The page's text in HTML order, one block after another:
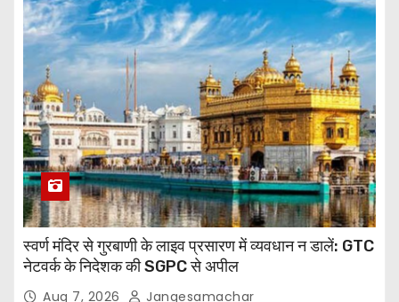
स्वर्ण मंदिर से गुरबाणी के लाइव प्रसारण में व्यवधान न डालें: GTC
नेटवर्क के निदेशक की SGPC से अपील
Aug 7, 2026 Jangesamachar